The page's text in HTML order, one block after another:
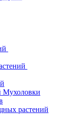
Мухоловки
растений